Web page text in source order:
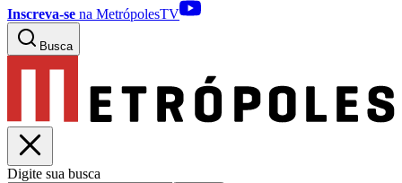
Inscreva-se na MetrópolesTV
Busca
Digite sua busca